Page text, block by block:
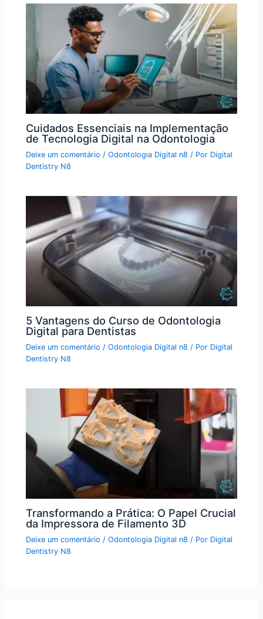
Cuidados Essenciais na Implementação
de Tecnologia Digital na Odontologia
Deixe um comentário /Odontologia Digital n8 / Por Digital
Dentistry N8
5 Vantagens do Curso de Odontologia
Digital para Dentistas
Deixe um comentário /Odontologia Digital n8 / Por Digital
Dentistry N8
Transformando a Prática: O Papel Crucial
da Impressora de Filamento 3D
Deixe um comentário /Odontologia Digital n8 / Por Digital
Dentistry N8